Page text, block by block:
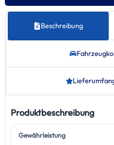
Beschreibung
Produktbeschreibung
Gewährleistung